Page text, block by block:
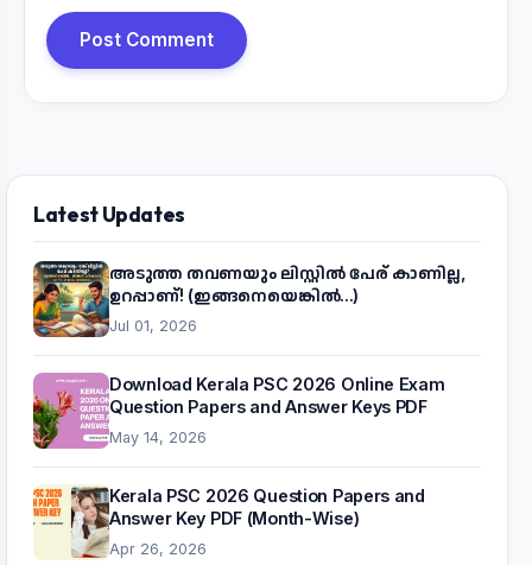
Post Comment
Latest Updates
അടുത്ത തവണയും ലിസ്റ്റിൽ പേര് കാണില്ല,
ഉറപ്പാണ്! (ഇങ്ങനെയെങ്കിൽ...)
Jul 01, 2026
Download Kerala PSC 2026 Online Exam
Question Papers and Answer Keys PDF
May 14, 2026
Kerala PSC 2026 Question Papers and
Answer Key PDF (Month-Wise)
Apr 26, 2026